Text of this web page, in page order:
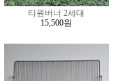
티원버너 2세대
15,500원